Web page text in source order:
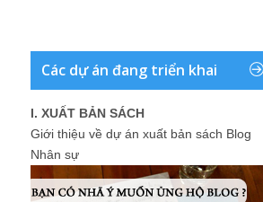
Các dự án đang triển khai
I. XUẤT BẢN SÁCH
Giới thiệu về dự án xuất bản sách Blog
Nhân sự